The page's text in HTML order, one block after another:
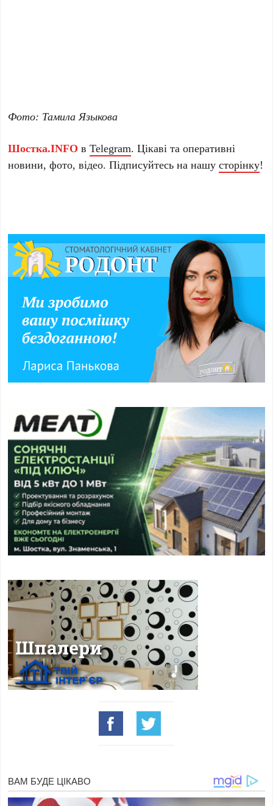
Фото: Тамила Языкова
Шостка.INFO вTelegram. Цікаві та оперативні
новини, фото, відео. Підписуйтесь на нашусторінку!